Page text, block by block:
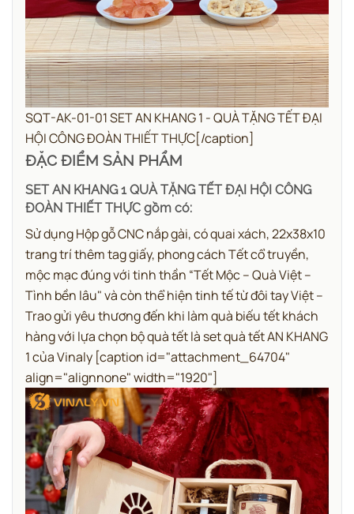
SQT-AK-01-01 SET AN KHANG 1 - QUÀ TẶNG TẾT ĐẠI
HỘI CÔNG ĐOÀN THIẾT THỰC[/caption]
ĐẶC ĐIỂM SẢN PHẨM
SET AN KHANG 1 QUÀ TẶNG TẾT ĐẠI HỘI CÔNG
ĐOÀN THIẾT THỰC gồm có:
Sử dụng Hộp gỗ CNC nắp gài, có quai xách, 22x38x10
trang trí thêm tag giấy, phong cách Tết cổ truyền,
mộc mạc đúng với tinh thần “Tết Mộc – Quà Việt –
Tình bền lâu" và còn thể hiện tinh tế từ đôi tay Việt –
Trao gửi yêu thương đến khi làm quà biếu tết khách
hàng với lựa chọn bộ quà tết là set quà tết AN KHANG
1 của Vinaly [caption id="attachment_64704"
align="alignnone" width="1920"]